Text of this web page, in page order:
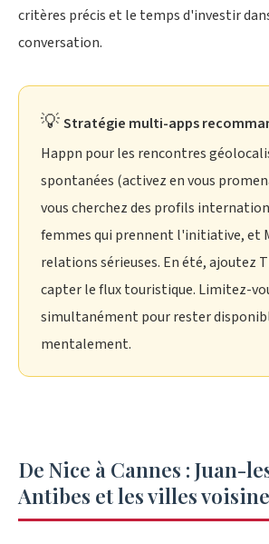
critères précis et le temps d'investir
conversation.
Stratégie multi-apps
Happn pour les rencontres
spontanées (activez en vous
vous cherchez des profils
femmes qui prennent l'initiative, et
relations sérieuses. En été, ajoutez
capter le flux touristique. Limitez-
simultanément pour rester
mentalement.
De Nice à Cannes : Juan-
Antibes et les villes